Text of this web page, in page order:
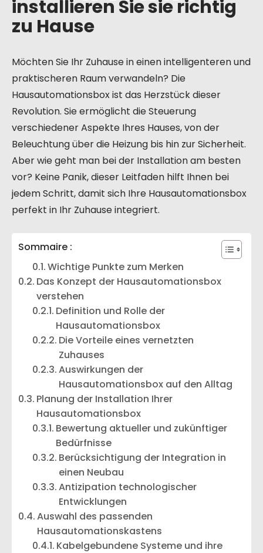
installieren Sie sie richtig
zu Hause
Möchten Sie Ihr Zuhause in einen intelligenteren und
praktischeren Raum verwandeln? Die
Hausautomationsbox ist das Herzstück dieser
Revolution. Sie ermöglicht die Steuerung
verschiedener Aspekte Ihres Hauses, von der
Beleuchtung über die Heizung bis hin zur Sicherheit.
Aber wie geht man bei der Installation am besten
vor? Keine Panik, dieser Leitfaden hilft Ihnen bei
jedem Schritt, damit sich Ihre Hausautomationsbox
perfekt in Ihr Zuhause integriert.
Sommaire :
Wichtige Punkte zum Merken
Das Konzept der Hausautomationsbox
verstehen
Definition und Rolle der
Hausautomationsbox
Die Vorteile eines vernetzten
Zuhauses
Auswirkungen der
Hausautomationsbox auf den Alltag
Planung der Installation Ihrer
Hausautomationsbox
Bewertung aktueller und zukünftiger
Bedürfnisse
Berücksichtigung der Integration in
einen Neubau
Antizipation technologischer
Entwicklungen
Auswahl des passenden
Hausautomationskastens
Kabelgebundene Systeme und ihre